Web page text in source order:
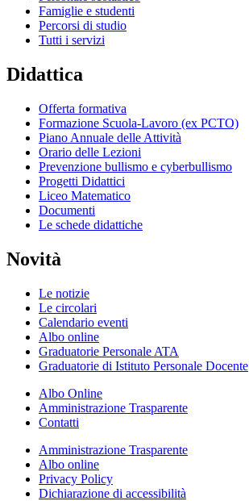
Famiglie e studenti
Percorsi di studio
Tutti i servizi
Didattica
Offerta formativa
Formazione Scuola-Lavoro (ex PCTO)
Piano Annuale delle Attività
Orario delle Lezioni
Prevenzione bullismo e cyberbullismo
Progetti Didattici
Liceo Matematico
Documenti
Le schede didattiche
Novità
Le notizie
Le circolari
Calendario eventi
Albo online
Graduatorie Personale ATA
Graduatorie di Istituto Personale Docente
Albo Online
Amministrazione Trasparente
Contatti
Amministrazione Trasparente
Albo online
Privacy Policy
Dichiarazione di accessibilità